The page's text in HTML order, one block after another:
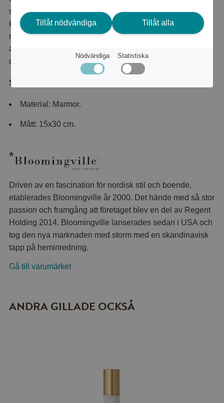
sofistikerad look som kommer att göra sig bra både på
köksbordet och det uppdukade middagsbordet En enkel
men elegant pappershållare som inte bara gör jobbet med
att hålla ditt hushållspapper men fungerar som en fin liten
dekoration på bordet också.
Specifikationer:
Material: Marmor.
Mått: 15x30 cm.
Driven av en fascination för nordisk stil och boende,
etablerades Bloomingville år 2000. Det hände med så stor
passion och framgång att företaget blev en del av Regent
Holding 2014. Bloomingville lanserades sedan i USA och
tog den nya marknaden med storm med en skandinavisk
tapp på heminredning.
Gå till varumärket
ANDRA GILLADE OCKSÅ
Tillåt nödvändiga Tillåt alla
Nödvändiga Statistiska